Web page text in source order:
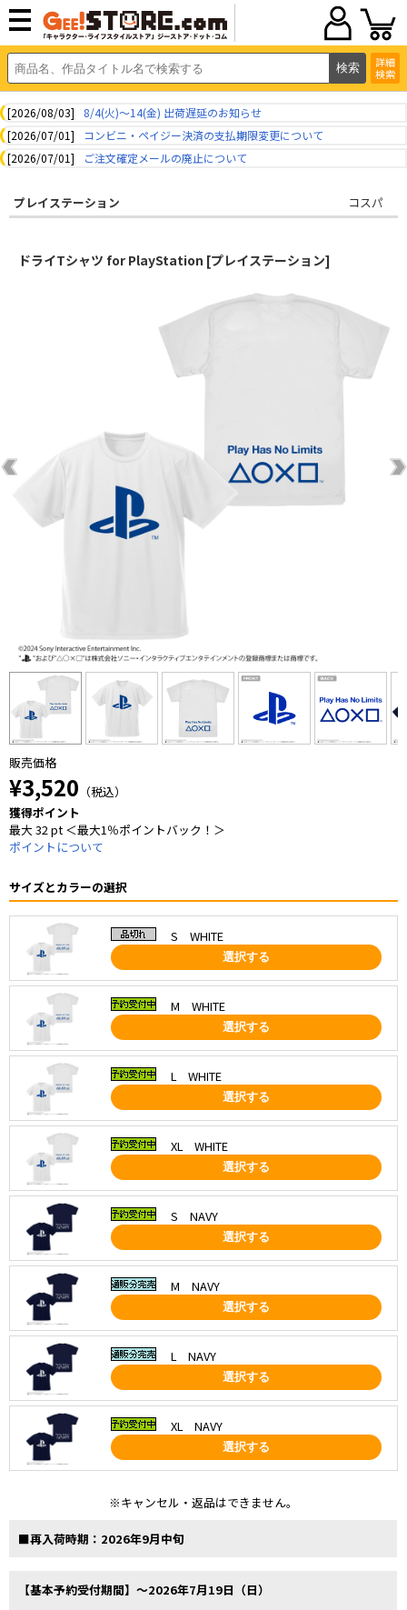
詳細
検索
[2026/08/03]
8/4(火)～14(金) 出荷遅延のお知らせ
[2026/07/01]
コンビニ・ペイジー決済の支払期限変更について
[2026/07/01]
ご注文確定メールの廃止について
プレイステーション コスパ
ドライTシャツ for PlayStation [プレイステーション]
販売価格
¥3,520 （税込）
獲得ポイント
最大 32 pt ＜最大1％ポイントバック！＞
ポイントについて
サイズとカラーの選択
S WHITE
選択する
M WHITE
選択する
L WHITE
選択する
XL WHITE
選択する
S NAVY
選択する
M NAVY
選択する
L NAVY
選択する
XL NAVY
選択する
※キャンセル・返品はできません。
■再入荷時期：2026年9月中旬
【基本予約受付期間】～2026年7月19日（日）